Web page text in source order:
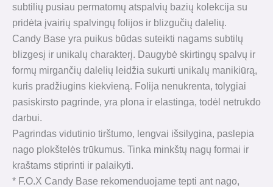
subtilių pusiau permatomų atspalvių bazių kolekcija su
pridėta įvairių spalvingų folijos ir blizgučių dalelių.
Candy Base yra puikus būdas suteikti nagams subtilų
blizgesį ir unikalų charakterį. Daugybė skirtingų spalvų ir
formų mirgančių dalelių leidžia sukurti unikalų manikiūrą,
kuris pradžiugins kiekvieną. Folija nenukrenta, tolygiai
pasiskirsto pagrinde, yra plona ir elastinga, todėl netrukdo
darbui.
Pagrindas vidutinio tirštumo, lengvai išsilygina, paslepia
nago plokštelės trūkumus. Tinka minkštų nagų formai ir
kraštams stiprinti ir palaikyti.
* F.O.X Candy Base rekomenduojame tepti ant nago,